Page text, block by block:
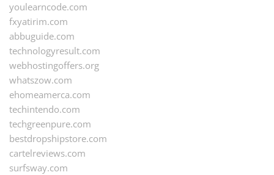
youlearncode.com
fxyatirim.com
abbuguide.com
technologyresult.com
webhostingoffers.org
whatszow.com
ehomeamerca.com
techintendo.com
techgreenpure.com
bestdropshipstore.com
cartelreviews.com
surfsway.com